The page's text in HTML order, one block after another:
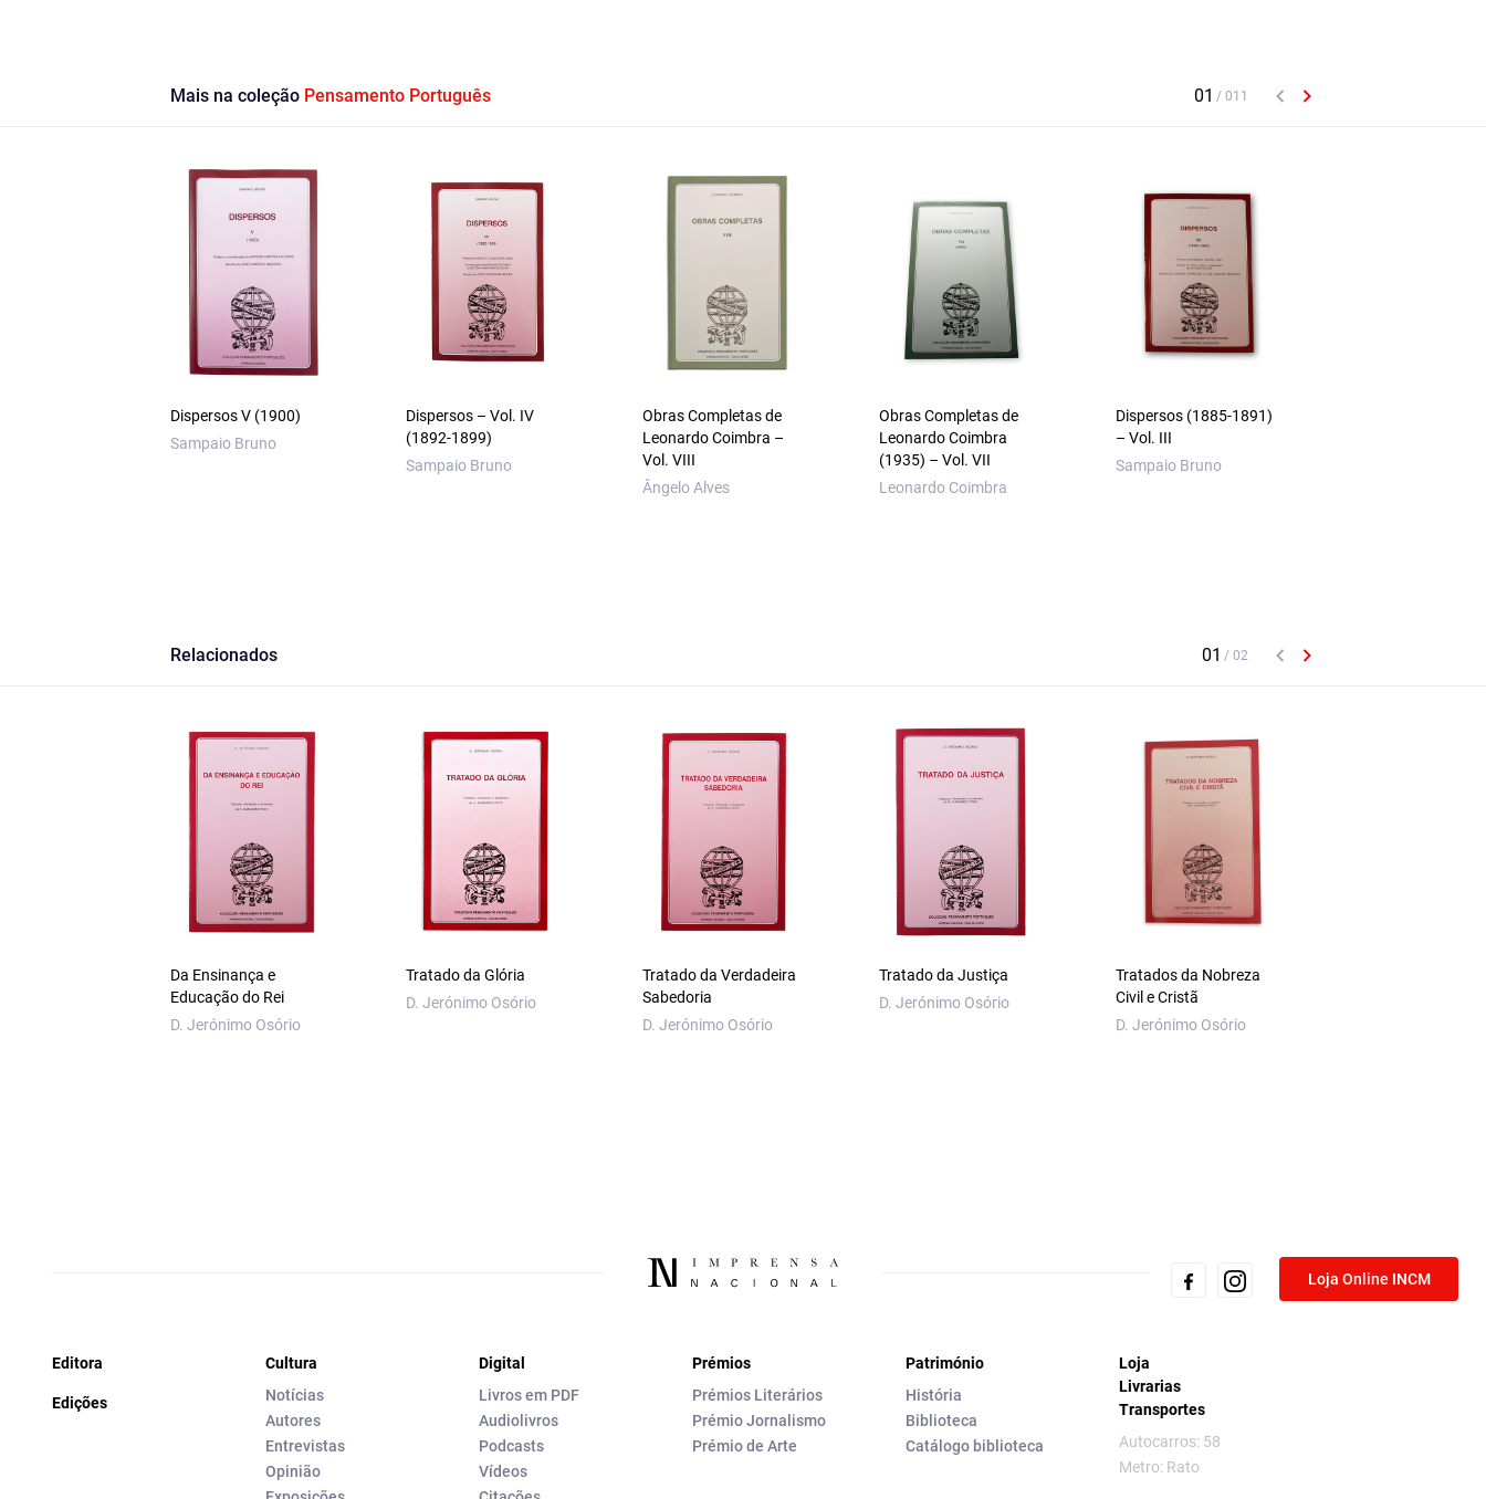
Mais na coleção Pensamento Português
Dispersos V (1900)
Sampaio Bruno
Dispersos – Vol. IV
(1892-1899)
Sampaio Bruno
Obras Completas de
Leonardo Coimbra –
Vol. VIII
Ângelo Alves
Obras Completas de
Leonardo Coimbra
(1935) – Vol. VII
Leonardo Coimbra
Dispersos (1885-1891)
– Vol. III
Sampaio Bruno
Relacionados
Da Ensinança e
Educação do Rei
D. Jerónimo Osório
Tratado da Glória
D. Jerónimo Osório
Tratado da Verdadeira
Sabedoria
D. Jerónimo Osório
Tratado da Justiça
D. Jerónimo Osório
Tratados da Nobreza
Civil e Cristã
D. Jerónimo Osório
Loja Online INCM
Editora
Edições
Cultura
Notícias
Autores
Entrevistas
Opinião
Digital
Livros em PDF
Audiolivros
Podcasts
Vídeos
Prémios
Prémios Literários
Prémio Jornalismo
Prémio de Arte
Património
História
Biblioteca
Catálogo biblioteca
Loja
Livrarias
Transportes
Autocarros: 58
Metro: Rato